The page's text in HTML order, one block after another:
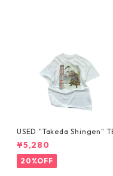
USED "Takeda Shingen"
¥5,280
20%OFF